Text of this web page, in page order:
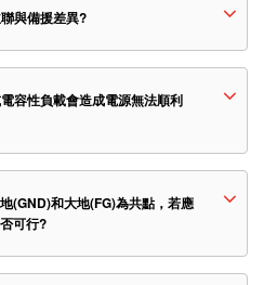
與備援差異?
容性負載會造成電源無法順利
(GND)和大地(FG)為共點，若應
可行?